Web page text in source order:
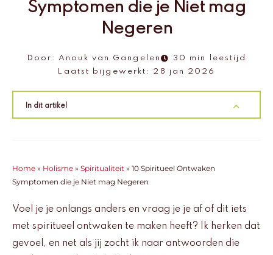
Symptomen die je Niet mag
Negeren
Door: Anouk van Gangelen
30 min leestijd
Laatst bijgewerkt:
28 jan 2026
In dit artikel
Home » Holisme » Spiritualiteit » 10 Spiritueel Ontwaken
Symptomen die je Niet mag Negeren
Voel je je onlangs anders en vraag je je af of dit iets
met spiritueel ontwaken te maken heeft? Ik herken dat
gevoel, en net als jij zocht ik naar antwoorden die